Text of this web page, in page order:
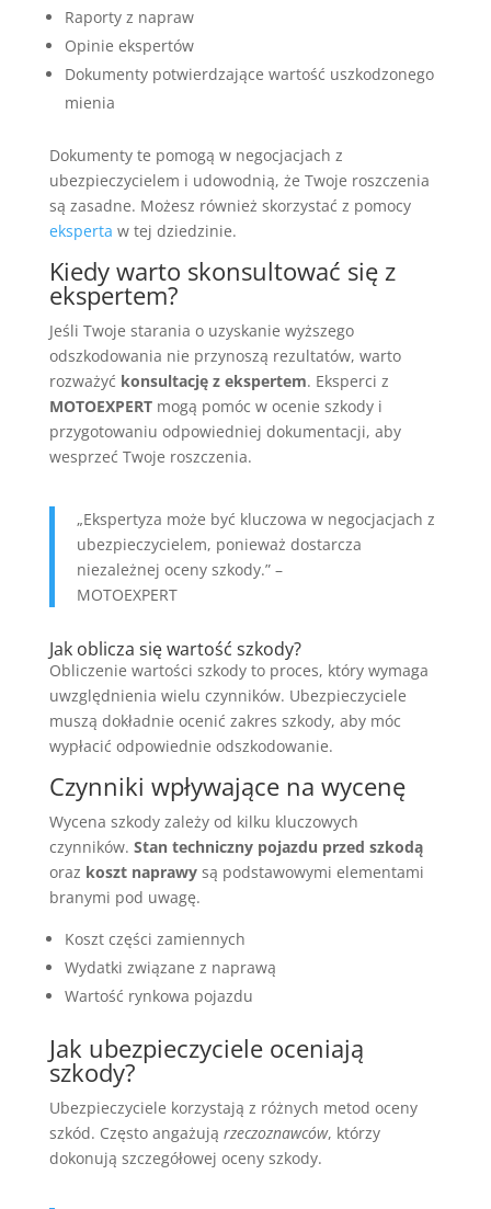
Raporty z napraw
Opinie ekspertów
Dokumenty potwierdzające wartość uszkodzonego
mienia
Dokumenty te pomogą w negocjacjach z
ubezpieczycielem i udowodnią, że Twoje roszczenia
są zasadne. Możesz również skorzystać z pomocy
eksperta w tej dziedzinie.
Kiedy warto skonsultować się z
ekspertem?
Jeśli Twoje starania o uzyskanie wyższego
odszkodowania nie przynoszą rezultatów, warto
rozważyć konsultację z ekspertem. Eksperci z
MOTOEXPERTmogą pomóc w ocenie szkody i
przygotowaniu odpowiedniej dokumentacji, aby
wesprzeć Twoje roszczenia.
„Ekspertyza może być kluczowa w negocjacjach z
ubezpieczycielem, ponieważ dostarcza
niezależnej oceny szkody.” –
MOTOEXPERT
Jak oblicza się wartość szkody?
Obliczenie wartości szkody to proces, który wymaga
uwzględnienia wielu czynników. Ubezpieczyciele
muszą dokładnie ocenić zakres szkody, aby móc
wypłacić odpowiednie odszkodowanie.
Czynniki wpływające na wycenę
Wycena szkody zależy od kilku kluczowych
czynników. Stan techniczny pojazdu przed szkodą
oraz koszt naprawysą podstawowymi elementami
branymi pod uwagę.
Koszt części zamiennych
Wydatki związane z naprawą
Wartość rynkowa pojazdu
Jak ubezpieczyciele oceniają
szkody?
Ubezpieczyciele korzystają z różnych metod oceny
szkód. Często angażują rzeczoznawców, którzy
dokonują szczegółowej oceny szkody.